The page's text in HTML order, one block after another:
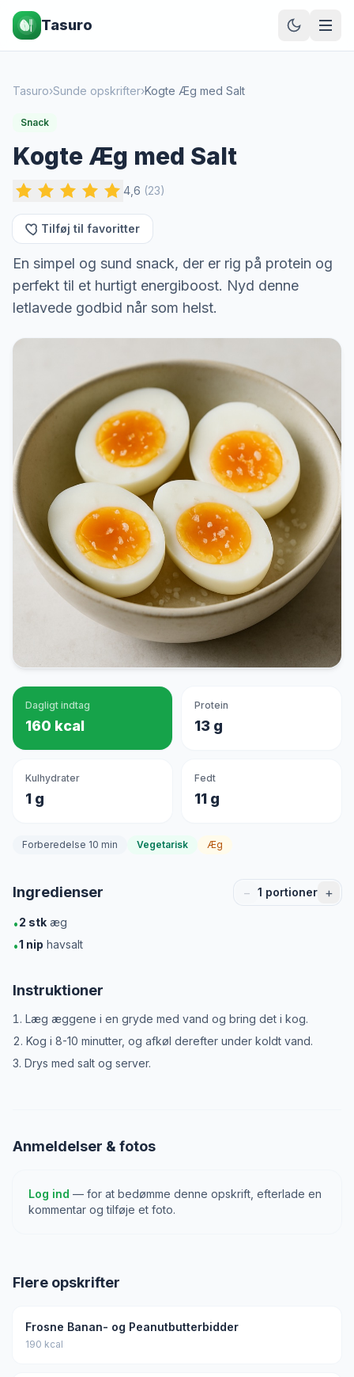
Tasuro
Tasuro›Sunde opskrifter›Kogte Æg med Salt
Snack
Kogte Æg med Salt
4,6 (23)
Tilføj til favoritter
En simpel og sund snack, der er rig på protein og
perfekt til et hurtigt energiboost. Nyd denne
letlavede godbid når som helst.
Dagligt indtag
160 kcal
Protein
13 g
Kulhydrater
1 g
Fedt
11 g
Forberedelse 10 min Vegetarisk Æg
Ingredienser − 1 portioner +
•2 stk æg
•1 nip havsalt
Instruktioner
Læg æggene i en gryde med vand og bring det i kog.
Kog i 8-10 minutter, og afkøl derefter under koldt vand.
Drys med salt og server.
Anmeldelser & fotos
Log ind — for at bedømme denne opskrift, efterlade en
kommentar og tilføje et foto.
Flere opskrifter
Frosne Banan- og Peanutbutterbidder
190 kcal